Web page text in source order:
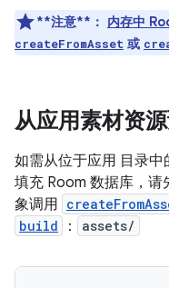
**注意**： 内存中
createFromAsset 或
从应用素材资
如需从位于应用 目录
填充 Room 数据库，请
象调用
build ： assets/